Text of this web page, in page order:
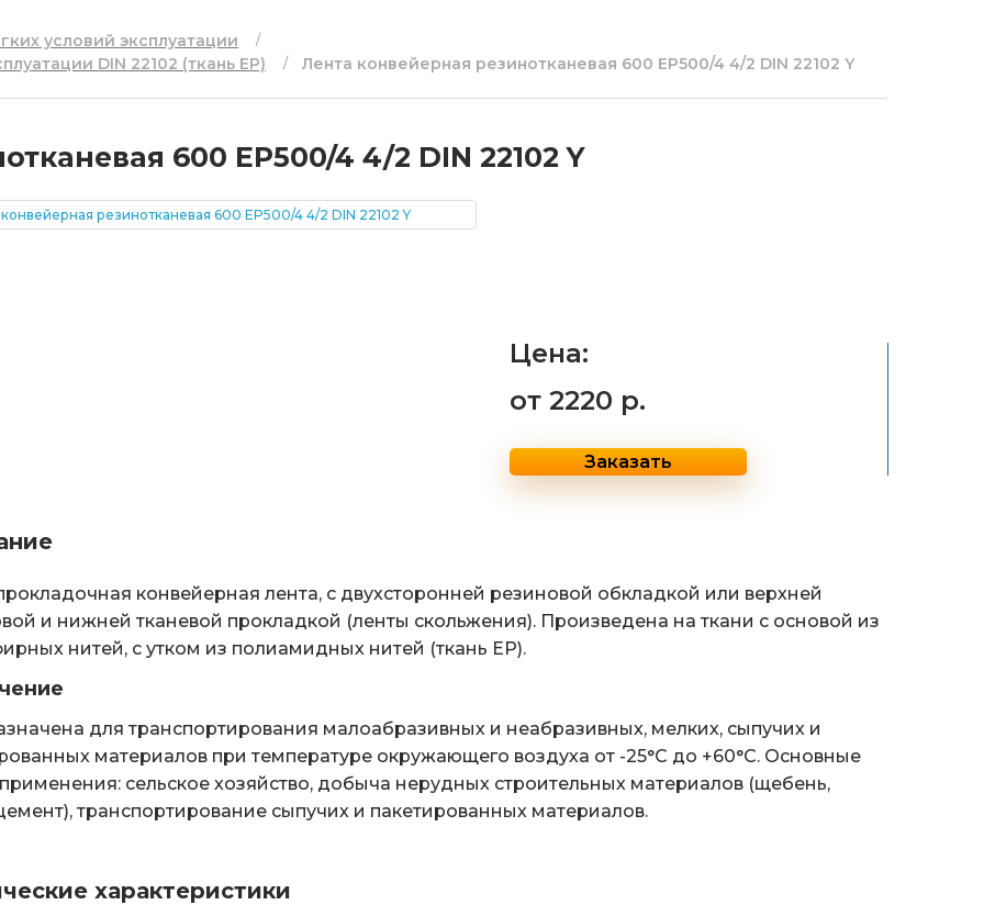
условий эксплуатации
DIN 22102 (ткань EP)
Лента конвейерная резинотканевая 600 EP500/4 4/2 DIN 22102 Y
600 EP500/4 4/2 DIN 22102 Y
Цена:
от 2220 р.
Заказать
конвейерная лента, с двухсторонней резиновой обкладкой или верхней
и нижней тканевой прокладкой (ленты скольжения). Произведена на ткани с основой из
нитей, с утком из полиамидных нитей (ткань ЕР).
для транспортирования малоабразивных и неабразивных, мелких, сыпучих и
материалов при температуре окружающего воздуха от -25°C до +60°C. Основные
сельское хозяйство, добыча нерудных строительных материалов (щебень,
транспортирование сыпучих и пакетированных материалов.
характеристики